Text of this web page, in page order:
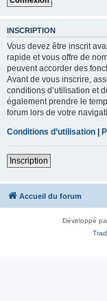
INSCRIPTION
Vous devez être inscrit
rapide et vous offre de
peuvent accorder des
Avant de vous inscrire,
conditions d’utilisation et
également prendre le
forum lors de votre
Conditions d’utilisation
Inscription
Accueil du forum
Développé